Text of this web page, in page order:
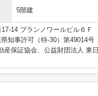
5階建
14 ブランノワールビル６Ｆ
知事許可（特-30）第49014号
保証協会、公益財団法人 東日